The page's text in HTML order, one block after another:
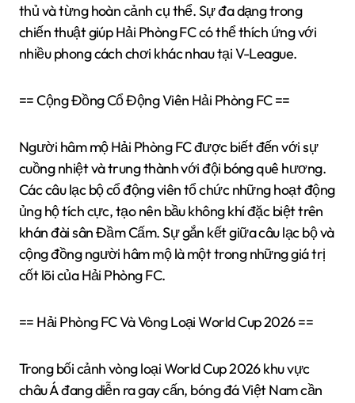
thủ và từng hoàn cảnh cụ thể. Sự đa dạng trong
chiến thuật giúp Hải Phòng FC có thể thích ứng với
nhiều phong cách chơi khác nhau tại V-League.
== Cộng Đồng Cổ Động Viên Hải Phòng FC ==
Người hâm mộ Hải Phòng FC được biết đến với sự
cuồng nhiệt và trung thành với đội bóng quê hương.
Các câu lạc bộ cổ động viên tổ chức những hoạt động
ủng hộ tích cực, tạo nên bầu không khí đặc biệt trên
khán đài sân Đầm Cấm. Sự gắn kết giữa câu lạc bộ và
cộng đồng người hâm mộ là một trong những giá trị
cốt lõi của Hải Phòng FC.
== Hải Phòng FC Và Vòng Loại World Cup 2026 ==
Trong bối cảnh vòng loại World Cup 2026 khu vực
châu Á đang diễn ra gay cấn, bóng đá Việt Nam cần